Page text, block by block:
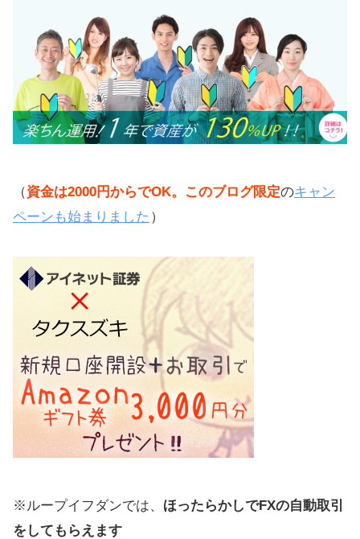
（資金は2000円からでOK。このブログ限定のキャン
ペーンも始まりました ）
※ループイフダンでは、 ほったらかしでFXの自動取引
をしてもらえます